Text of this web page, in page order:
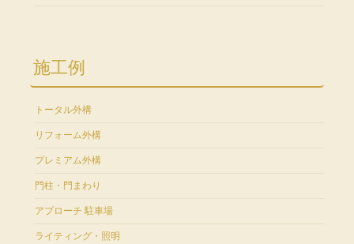
施工例
トータル外構
リフォーム外構
プレミアム外構
門柱・門まわり
アプローチ 駐車場
ライティング・照明